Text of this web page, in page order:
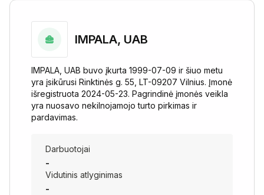
IMPALA, UAB
IMPALA, UAB buvo įkurta 1999-07-09 ir šiuo metu
yra įsikūrusi Rinktinės g. 55, LT-09207 Vilnius. Įmonė
išregistruota 2024-05-23. Pagrindinė įmonės veikla
yra nuosavo nekilnojamojo turto pirkimas ir
pardavimas.
Darbuotojai
-
Vidutinis atlyginimas
-